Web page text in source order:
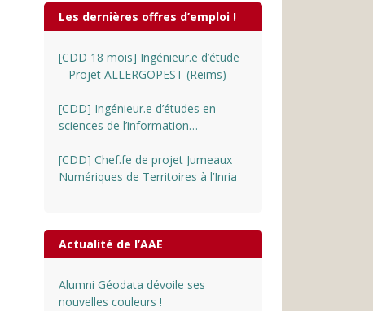
Les dernières offres d’emploi !
[CDD 18 mois] Ingénieur.e d’étude
– Projet ALLERGOPEST (Reims)
[CDD] Ingénieur.e d’études en
sciences de l’information
[CDD] Chef.fe de projet Jumeaux
Numériques de Territoires à l’Inria
Actualité de l’AAE
Alumni Géodata dévoile ses
nouvelles couleurs !